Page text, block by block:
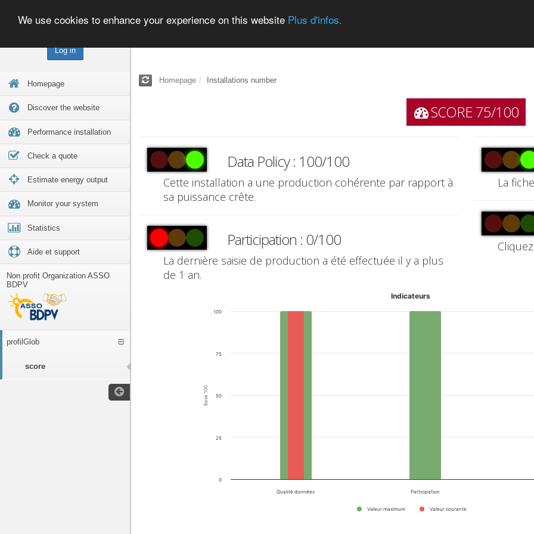
Log in
Homepage
Discover the website
Performance installation
Check a quote
Estimate energy output
Monitor your system
Statistics
Aide et support
Non profit Organization ASSO
BDPV
profilGlob
score
We use cookies to enhance your experience on this website Plus d'infos.
Homepage Installations number
SCORE 75/100
Data Policy : 100/100
Cette installation a une production cohérente par rapport à
sa puissance crête.
Participation : 0/100
La dernière saisie de production a été effectuée il y a plus
de 1 an.
La
Base 100
Indicateurs
Valeur maximum Valeur courante
Qualité données Participation
0
25
50
75
100